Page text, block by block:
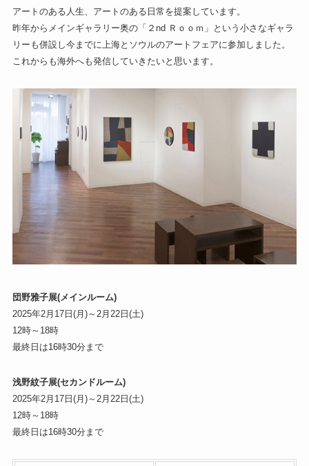
アートのある人生、アートのある日常を提案しています。
昨年からメインギャラリー奥の「２nd Ｒｏｏｍ」という小さなギャラ
リーも併設し今までに上海とソウルのアートフェアに参加しました。
これからも海外へも発信していきたいと思います。
団野雅子展(メインルーム)
2025年2月17日(月)～2月22日(土)
12時～18時
最終日は16時30分まで
浅野紋子展(セカンドルーム)
2025年2月17日(月)～2月22日(土)
12時～18時
最終日は16時30分まで